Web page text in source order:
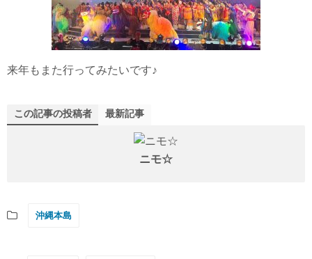
来年もまた行ってみたいです♪
この記事の投稿者 最新記事
ニモ☆
沖縄本島